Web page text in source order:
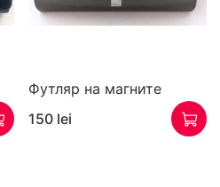
Футляр на магните
150 lei